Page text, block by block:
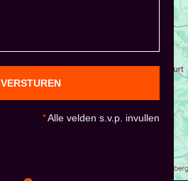
VERSTUREN
*Alle velden s.v.p. invullen